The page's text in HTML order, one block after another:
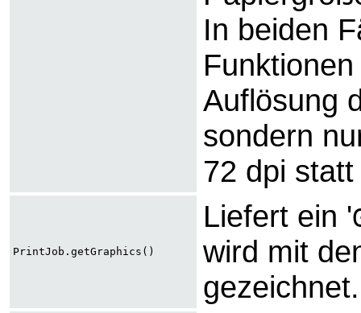
In beiden
Auflösung
sondern
72 dpi
PrintJob.getGraphics()
Liefert ein '
wird mit
gezeichnet.